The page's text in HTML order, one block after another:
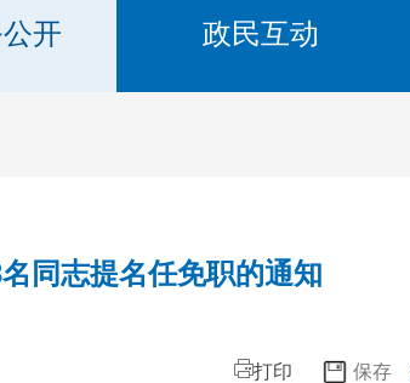
开 政民互动
同志提名任免职的通知
打印 保存